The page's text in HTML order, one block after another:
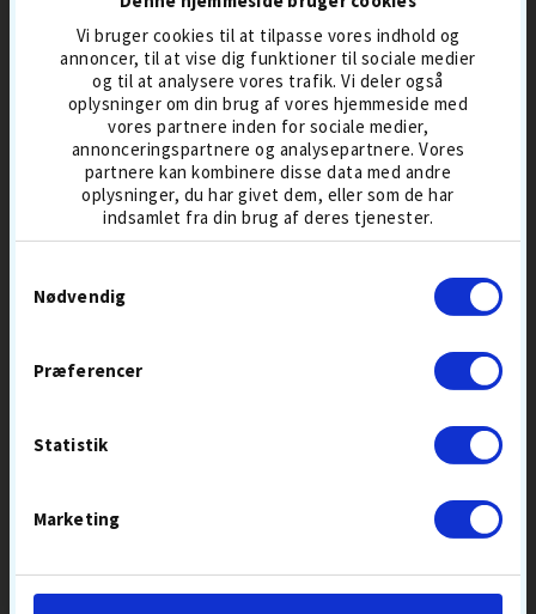
Vi bruger cookies til at tilpasse vores indhold og
annoncer, til at vise dig funktioner til sociale medier
og til at analysere vores trafik. Vi deler også
oplysninger om din brug af vores hjemmeside med
vores partnere inden for sociale medier,
annonceringspartnere og analysepartnere. Vores
partnere kan kombinere disse data med andre
oplysninger, du har givet dem, eller som de har
indsamlet fra din brug af deres tjenester.
Nødvendig
Præferencer
Statistik
Marketing
GOLF GEAR
CLUB CLEANER PRO
149,-
RENGØRING
OUT OF BOUNDS
3-IN-ONE RENSEBØRSTE
45,-
RENGØRING
WOOD GOLF TEES 100 PCS
70 MM
SUMMER
SALE
GRIPPER HERRE
GOLFHANDSKE